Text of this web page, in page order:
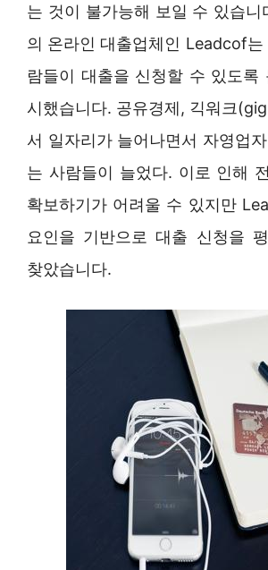
는 것이 불가능해 보일 수 있습니
의 온라인 대출업체인 Leadcof는
람들이 대출을 신청할 수 있도록
시했습니다. 공유경제, 긱워크
서 일자리가 늘어나면서 자영업
는 사람들이 늘었다. 이로 인해
확보하기가 어려울 수 있지만
요인을 기반으로 대출 신청을
찾았습니다.